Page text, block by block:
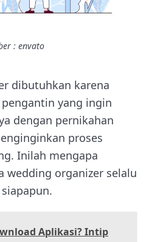
: envato
dibutuhkan karena
yang ingin
dengan pernikahan
proses
Inilah mengapa
wedding organizer selalu
Aplikasi? Intip